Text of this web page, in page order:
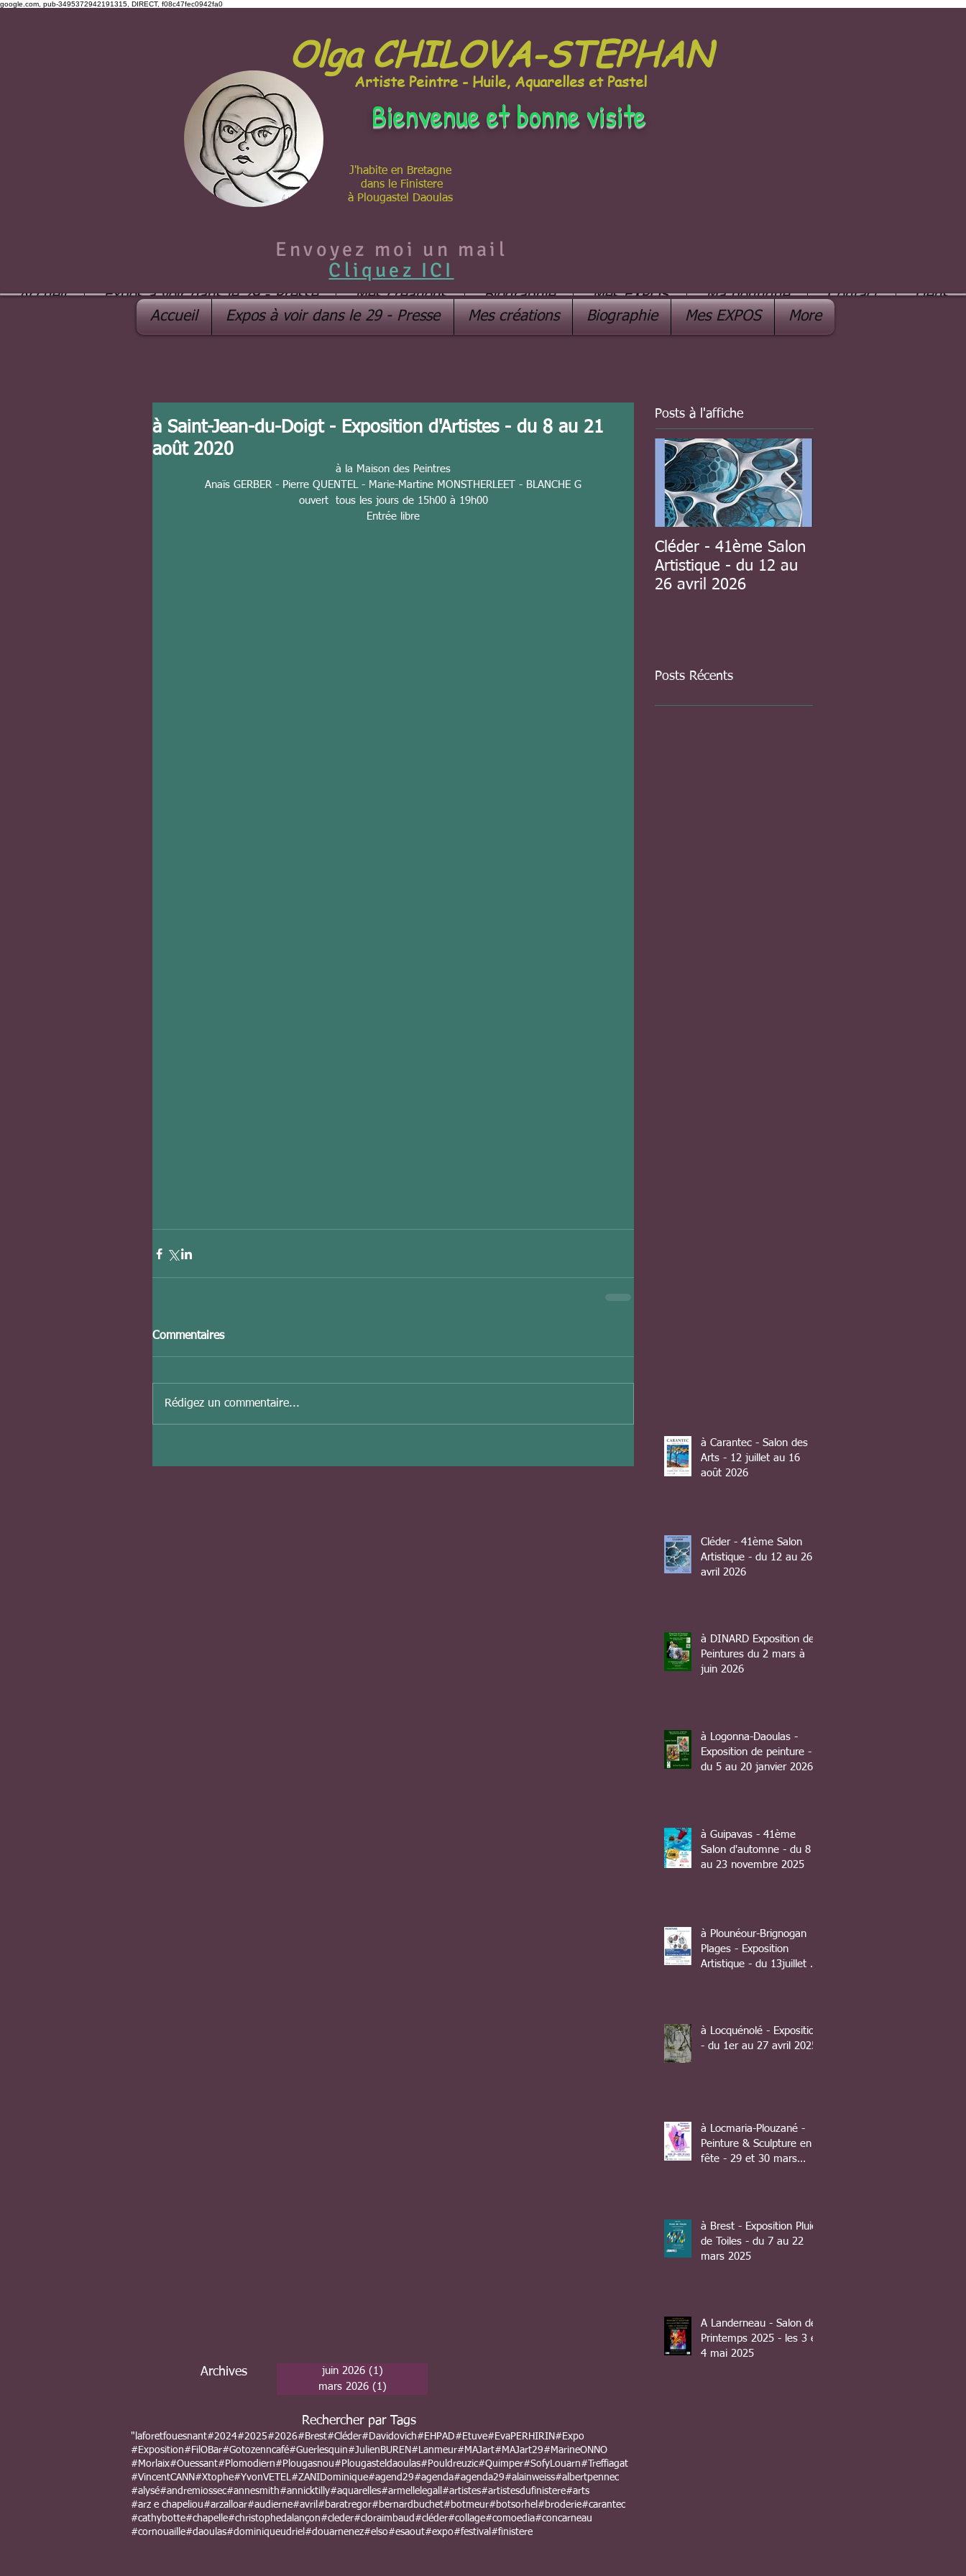
google.com, pub-3495372942191315, DIRECT, f08c47fec0942fa0
Olga CHILOVA-STEPHAN
Artiste Peintre - Huile, Aquarelles et Pastel
J'habite en Bretagne
dans le Finistere
à Plougastel Daoulas
Bienvenue et bonne visite
Envoyez moi un mail
Cliquez ICI
Accueil Expos à voir dans le 29 - Presse Mes créations Biographie Mes EXPOS Ma boutique Contact
Liens
Accueil
Expos à voir dans le 29 - Presse Mes créations Biographie Mes EXPOS More
à Saint-Jean-du-Doigt - Exposition d'Artistes - du 8 au 21
août 2020
à la Maison des Peintres
Anaïs GERBER - Pierre QUENTEL - Marie-Martine MONSTHERLEET - BLANCHE G
ouvert  tous les jours de 15h00 à 19h00
Entrée libre
Commentaires
Rédigez un commentaire...
Archives juin 2026 (1)
mars 2026 (1)
Posts à l'affiche
Cléder - 41ème Salon
Artistique - du 12 au
26 avril 2026
Posts Récents
à Carantec - Salon des
Arts - 12 juillet au 16
août 2026
Cléder - 41ème Salon
Artistique - du 12 au 26
avril 2026
à DINARD Exposition de
Peintures du 2 mars à
juin 2026
à Logonna-Daoulas -
Exposition de peinture -
du 5 au 20 janvier 2026
à Guipavas - 41ème
Salon d'automne - du 8
au 23 novembre 2025
à Plounéour-Brignogan
Plages - Exposition
Artistique - du 13juillet au
à Locquénolé - Exposition
- du 1er au 27 avril 2025
à Locmaria-Plouzané -
Peinture & Sculpture en
fête - 29 et 30 mars
à Brest - Exposition Pluie
de Toiles - du 7 au 22
mars 2025
A Landerneau - Salon de
Printemps 2025 - les 3 et
4 mai 2025
Rechercher par Tags
"laforetfouesnant#2024#2025#2026#Brest#Cléder#Davidovich#EHPAD#Etuve#EvaPERHIRIN #Expo
#Exposition#FilOBar#Gotozenncafé#Guerlesquin#JulienBUREN #Lanmeur#MAJart#MAJart29#MarineONNO
#Morlaix#Ouessant#Plomodiern#Plougasnou#Plougasteldaoulas#Pouldreuzic#Quimper#SofyLouarn#Treffiagat
#VincentCANN #Xtophe#YvonVETEL#ZANIDominique#agend29#agenda#agenda29#alainweiss#albertpennec
#alysé#andremiossec#annesmith#annicktilly#aquarelles#armellelegall #artistes#artistesdufinistere#arts
#arz e chapeliou#arzalloar#audierne#avril #baratregor#bernardbuchet#botmeur#botsorhel #broderie#carantec
#cathybotte#chapelle#christophedalançon#cleder#cloraimbaud #cléder#collage#comoedia#concarneau
#cornouaille#daoulas#dominiqueudriel #douarnenez#elso#esaout#expo#festival #finistere